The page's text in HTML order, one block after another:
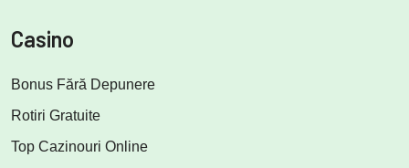
Casino
Bonus Fără Depunere
Rotiri Gratuite
Top Cazinouri Online